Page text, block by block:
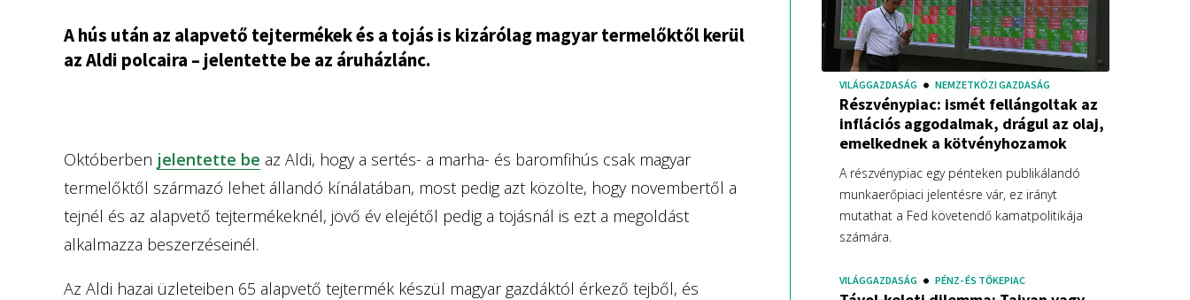
A hús után az alapvető tejtermékek és a tojás is kizárólag magyar termelőktől kerül
az Aldi polcaira – jelentette be az áruházlánc.
Októberben jelentette be az Aldi, hogy a sertés- a marha- és baromfihús csak magyar
termelőktől származó lehet állandó kínálatában, most pedig azt közölte, hogy novembertől a
tejnél és az alapvető tejtermékeknél, jövő év elejétől pedig a tojásnál is ezt a megoldást
alkalmazza beszerzéseinél.
Az Aldi hazai üzleteiben 65 alapvető tejtermék készül magyar gazdáktól érkező tejből, és
VILÁGGAZDASÁG NEMZETKÖZI GAZDASÁG
Részvénypiac: ismét fellángoltak az
inflációs aggodalmak, drágul az olaj,
emelkednek a kötvényhozamok
A részvénypiac egy pénteken publikálandó
munkaerőpiaci jelentésre vár, ez irányt
mutathat a Fed követendő kamatpolitikája
számára.
VILÁGGAZDASÁG PÉNZ- ÉS TŐKEPIAC